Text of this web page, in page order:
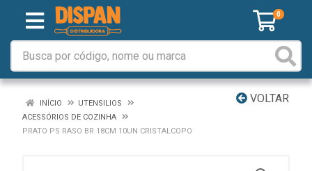
0
VOLTAR
INÍCIO
UTENSILIOS
ACESSÓRIOS DE COZINHA
PRATO PS RASO BR 18CM 10UN CRISTALCOPO